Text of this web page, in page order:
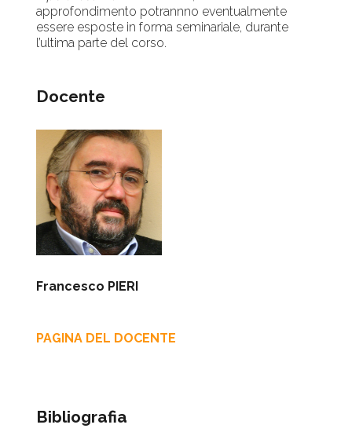
approfondimento potrannno eventualmente
essere esposte in forma seminariale, durante
l’ultima parte del corso.
Docente
Francesco PIERI
PAGINA DEL DOCENTE
Bibliografia